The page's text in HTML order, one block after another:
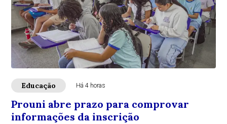
Educação Há 4 horas
Prouni abre prazo para comprovar
informações da inscrição